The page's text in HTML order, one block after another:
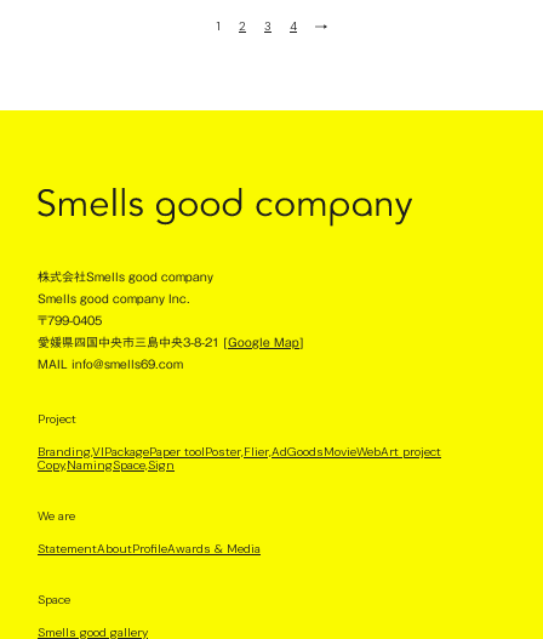
1 2 3 4
株式会社Smells good company
Smells good company Inc.
〒799-0405
愛媛県四国中央市三島中央3-8-21 [Google Map]
MAIL info@smells69.com
Project
Branding,VIPackagePaper toolPoster,Flier,AdGoodsMovieWebArt project
Copy,NamingSpace,Sign
We are
StatementAboutProfileAwards & Media
Space
Smells good gallery